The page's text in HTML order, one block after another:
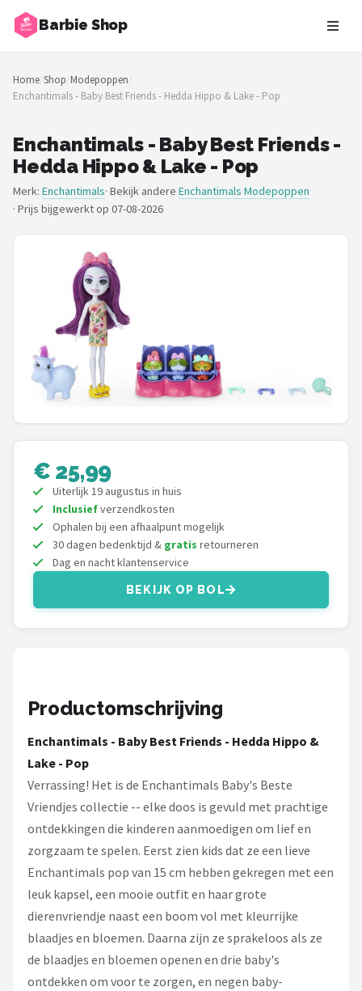
Barbie Shop
Zoeken
NAVIGATIE
Merken
Blog
Barbies
Poppen
Meubeltjes
Shop
POPULAIRE MERKEN
Mattel
Götz
Rainbow High
Disney
L.O.L. Surprise!
Alle merken →
Home/Shop/Modepoppen/
Enchantimals - Baby Best Friends - Hedda Hippo & Lake - Pop
Enchantimals - Baby Best Friends -
Hedda Hippo & Lake - Pop
Merk: Enchantimals· Bekijk andere Enchantimals Modepoppen
· Prijs bijgewerkt op 07-08-2026
€ 25,99
Uiterlijk 19 augustus in huis
Inclusiefverzendkosten
Ophalen bij een afhaalpunt mogelijk
30 dagen bedenktijd & gratis retourneren
Dag en nacht klantenservice
BEKIJK OP BOL
Productomschrijving
Enchantimals - Baby Best Friends - Hedda Hippo &
Lake - Pop
Verrassing! Het is de Enchantimals Baby's Beste
Vriendjes collectie -- elke doos is gevuld met prachtige
ontdekkingen die kinderen aanmoedigen om lief en
zorgzaam te spelen. Eerst zien kids dat ze een lieve
Enchantimals pop van 15 cm hebben gekregen met een
leuk kapsel, een mooie outfit en haar grote
dierenvriendje naast een boom vol met kleurrijke
blaadjes en bloemen. Daarna zijn ze sprakeloos als ze
de blaadjes en bloemen openen en drie baby's
ontdekken om voor te zorgen, en negen baby-